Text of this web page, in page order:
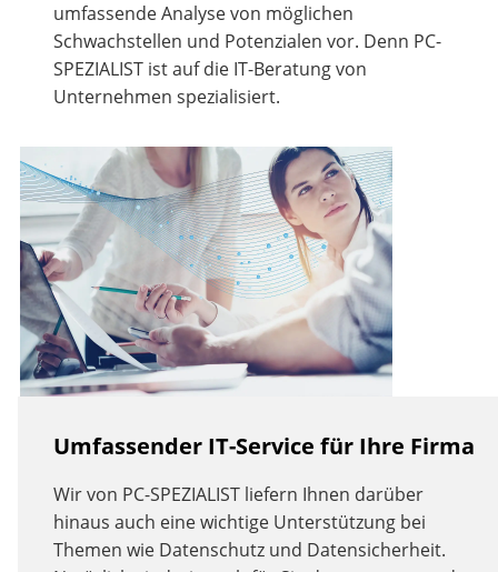
umfassende Analyse von möglichen
Schwachstellen und Potenzialen vor. Denn PC-
SPEZIALIST ist auf die IT-Beratung von
Unternehmen spezialisiert.
Umfassender IT-Service für Ihre Firma
Wir von PC-SPEZIALIST liefern Ihnen darüber
hinaus auch eine wichtige Unterstützung bei
Themen wie Datenschutz und Datensicherheit.